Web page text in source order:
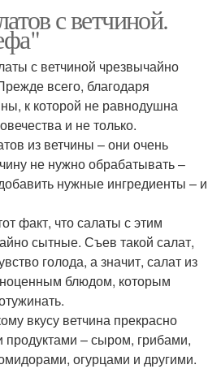
с ветчиной.
с ветчиной чрезвычайно
всего, благодаря
к которой не равнодушна
и не только.
из ветчины – они очень
не нужно обрабатывать –
нужные ингредиенты – и
факт, что салаты с этим
сытные. Съев такой салат,
голода, а значит, салат из
блюдом, которым
вкусу ветчина прекрасно
продуктами – сыром, грибами,
огурцами и другими.